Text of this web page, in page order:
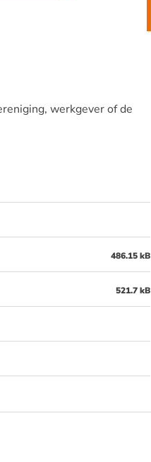
werkgever of de
486.15 kB
521.7 kB